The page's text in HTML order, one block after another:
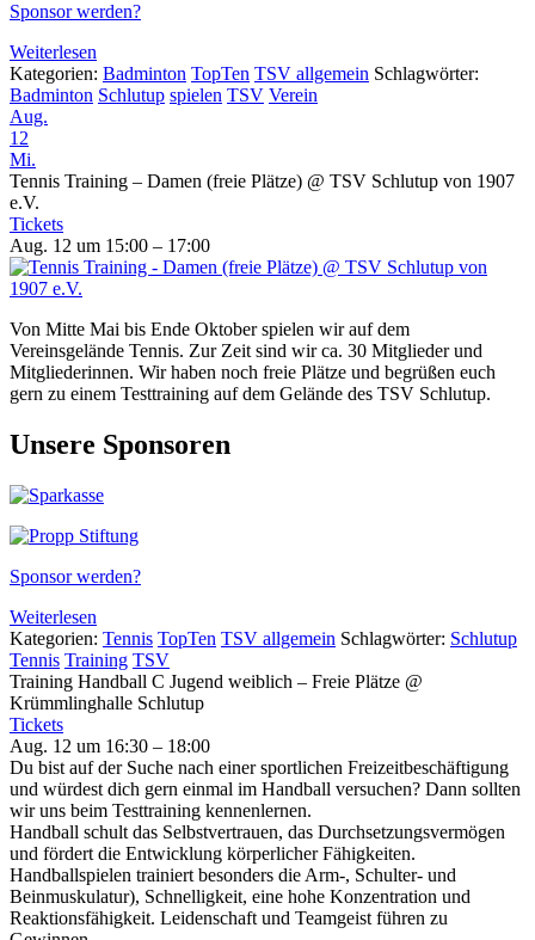
Sponsor werden?
Weiterlesen
Kategorien: Badminton TopTen TSV allgemein Schlagwörter:
Badminton Schlutup spielen TSV Verein
Aug.
12
Mi.
Tennis Training – Damen (freie Plätze) @ TSV Schlutup von 1907
e.V.
Tickets
Aug. 12 um 15:00 – 17:00
Von Mitte Mai bis Ende Oktober spielen wir auf dem
Vereinsgelände Tennis. Zur Zeit sind wir ca. 30 Mitglieder und
Mitgliederinnen. Wir haben noch freie Plätze und begrüßen euch
gern zu einem Testtraining auf dem Gelände des TSV Schlutup.
Unsere Sponsoren
Sponsor werden?
Weiterlesen
Kategorien: Tennis TopTen TSV allgemein Schlagwörter: Schlutup
Tennis Training TSV
Training Handball C Jugend weiblich – Freie Plätze @
Krümmlinghalle Schlutup
Tickets
Aug. 12 um 16:30 – 18:00
Du bist auf der Suche nach einer sportlichen Freizeitbeschäftigung
und würdest dich gern einmal im Handball versuchen? Dann sollten
wir uns beim Testtraining kennenlernen.
Handball schult das Selbstvertrauen, das Durchsetzungsvermögen
und fördert die Entwicklung körperlicher Fähigkeiten.
Handballspielen trainiert besonders die Arm-, Schulter- und
Beinmuskulatur), Schnelligkeit, eine hohe Konzentration und
Reaktionsfähigkeit. Leidenschaft und Teamgeist führen zu